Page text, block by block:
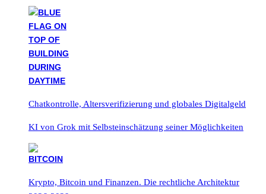
Chatkontrolle, Altersverifizierung und globales Digitalgeld
KI von Grok mit Selbsteinschätzung seiner Möglichkeiten
Krypto, Bitcoin und Finanzen. Die rechtliche Architektur